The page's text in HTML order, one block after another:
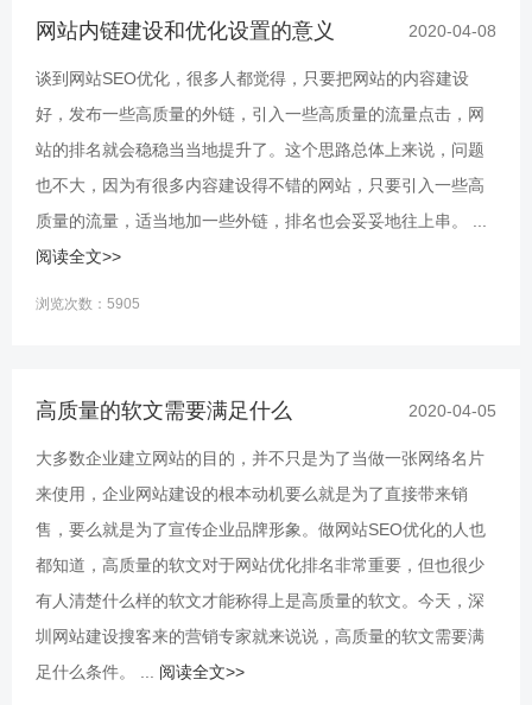
网站内链建设和优化设置的意义 2020-04-08
谈到网站SEO优化，很多人都觉得，只要把网站的内容建设
好，发布一些高质量的外链，引入一些高质量的流量点击，网
站的排名就会稳稳当当地提升了。这个思路总体上来说，问题
也不大，因为有很多内容建设得不错的网站，只要引入一些高
质量的流量，适当地加一些外链，排名也会妥妥地往上串。 ...
阅读全文>>
浏览次数：5905
高质量的软文需要满足什么 2020-04-05
大多数企业建立网站的目的，并不只是为了当做一张网络名片
来使用，企业网站建设的根本动机要么就是为了直接带来销
售，要么就是为了宣传企业品牌形象。做网站SEO优化的人也
都知道，高质量的软文对于网站优化排名非常重要，但也很少
有人清楚什么样的软文才能称得上是高质量的软文。今天，深
圳网站建设搜客来的营销专家就来说说，高质量的软文需要满
足什么条件。 ... 阅读全文>>